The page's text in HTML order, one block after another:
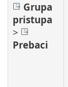
Grupa
pristupa
>
Prebaci